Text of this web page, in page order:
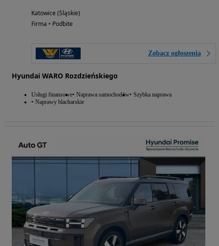
Katowice (Śląskie)
Firma • Podbite
Zobacz ogłoszenia
Hyundai WARO Rozdzieńskiego
Usługi finansowe Naprawa samochodów Szybka naprawa
Naprawy blacharskie